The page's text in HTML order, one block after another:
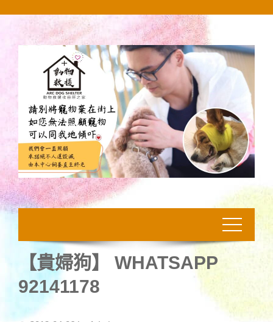
【貴婦狗】 WHATSAPP
92141178